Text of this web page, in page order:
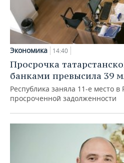
Экономика 14:40
Просрочка
банками превысила 39
Республика заняла 11-е место
просроченной задолженности